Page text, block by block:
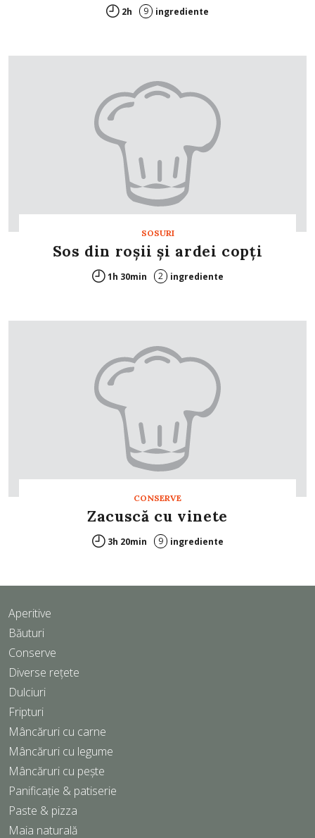
2h 9 ingrediente
SOSURI
Sos din roşii şi ardei copţi
1h 30min 2 ingrediente
CONSERVE
Zacuscă cu vinete
3h 20min 9 ingrediente
Aperitive
Băuturi
Conserve
Diverse rețete
Dulciuri
Fripturi
Mâncăruri cu carne
Mâncăruri cu legume
Mâncăruri cu pește
Panificație & patiserie
Paste & pizza
Maia naturală